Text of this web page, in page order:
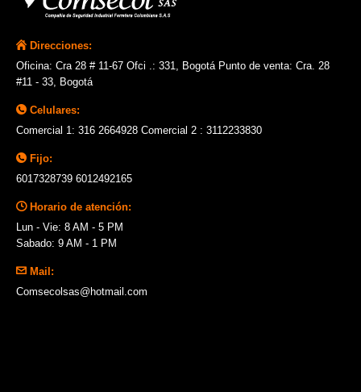
Direcciones:
Oficina: Cra 28 # 11-67 Ofci .: 331, Bogotá Punto de venta: Cra. 28
#11 - 33, Bogotá
Celulares:
Comercial 1: 316 2664928 Comercial 2 : 3112233830
Fijo:
6017328739 6012492165
Horario de atención:
Lun - Vie: 8 AM - 5 PM
Sabado: 9 AM - 1 PM
Mail:
Comsecolsas@hotmail.com